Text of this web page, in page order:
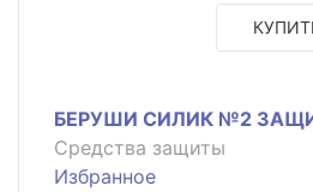
БЕРУШИ СИЛИК №2
Средства защиты
Избранное